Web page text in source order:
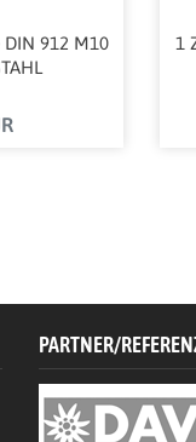
912 M10
1
PARTNER/